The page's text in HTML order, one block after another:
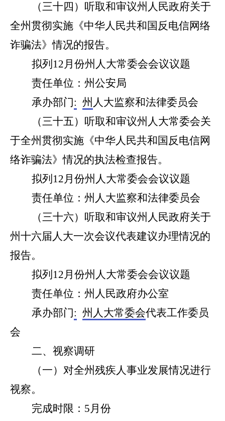
（三十四 ）听取和审议州人民政府关于
全州贯彻实施《中华人民共和国反电信网络
诈骗法》情况的报告。
拟列 12月份州人大常委会会议议题
责任单位：州公安局
承办部门: 州 人大监察和法律委员会
（三十五）听取和审议州人大常委会关
于全州贯彻实施《中华人民共和国反电信网
络诈骗法》情况的执法检查报告。
拟列 12月份州人大常委会会议议题
责任单位：州人大监察和法律委员会
（三十六）听取和审议州人民政府关于
州十六届人大一次会议代表建议办理情况的
报告。
拟列 12月份州人大常委会会议议题
责任单位：州 人民政府办公室
承办部门: 州人大常委会代表工作委员
会
二、视察调研
（一）对全州残疾人事业发展情况进行
视察。
完成时限： 5月份